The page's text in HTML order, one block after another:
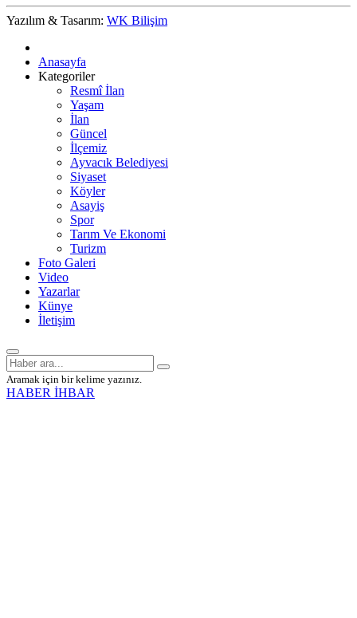
Yazılım & Tasarım: WK Bilişim
Anasayfa
Kategoriler
Resmî İlan
Yaşam
İlan
Güncel
İlçemiz
Ayvacık Belediyesi
Siyaset
Köyler
Asayiş
Spor
Tarım Ve Ekonomi
Turizm
Foto Galeri
Video
Yazarlar
Künye
İletişim
Aramak için bir kelime yazınız.
HABER İHBAR